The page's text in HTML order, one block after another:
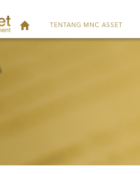
TENTANG MNC ASSET